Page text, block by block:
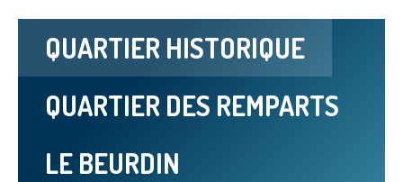
QUARTIER HISTORIQUE
QUARTIER DES REMPARTS
LE BEURDIN